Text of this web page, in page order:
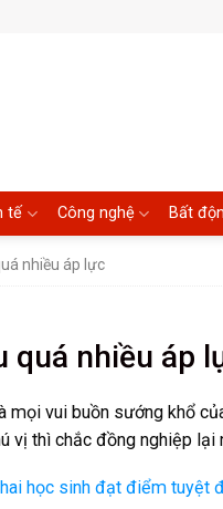
tế Công nghệ Bất
nhiều áp lực
quá nhiều áp
mọi vui buồn sướng khổ
vị thì chắc đồng nghiệp
học sinh đạt điểm tuyệt